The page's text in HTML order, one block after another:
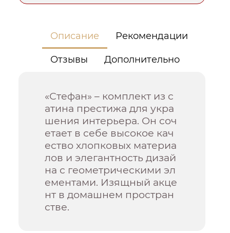
Описание Рекомендации
Отзывы Дополнительно
«Стефан» – комплект из с
атина престижа для укра
шения интерьера. Он соч
етает в себе высокое кач
ество хлопковых материа
лов и элегантность дизай
на с геометрическими эл
ементами. Изящный акце
нт в домашнем простран
стве.